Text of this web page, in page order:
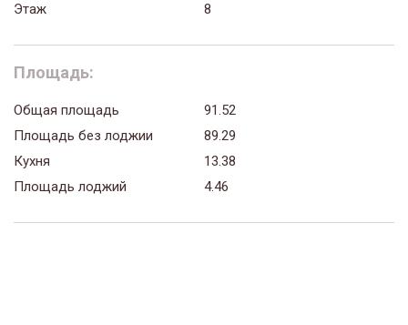
Этаж
8
Площадь:
Общая площадь
91.52
Площадь без лоджии
89.29
Кухня
13.38
Площадь лоджий
4.46